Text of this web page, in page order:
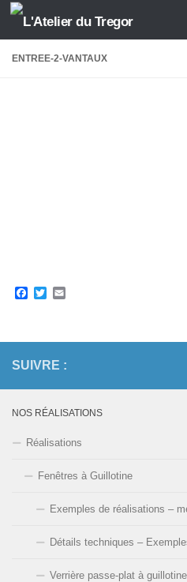
Skip to content
ENTREE-2-VANTAUX
Facebook
Twitter
SUIVRE :
NOS RÉALISATIONS
Réalisations
Fenêtres à Guillotine
Exemples de réalisations –
Détails techniques –
Verrière passe-plat à